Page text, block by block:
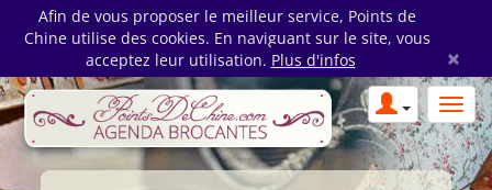
Afin de vous proposer le meilleur service, Points de
Chine utilise des cookies. En naviguant sur le site, vous
acceptez leur utilisation. Plus d'infos ×